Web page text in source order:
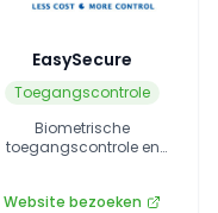
EasySecure
Toegangscontrole
Biometrische
toegangscontrole en
Website bezoeken